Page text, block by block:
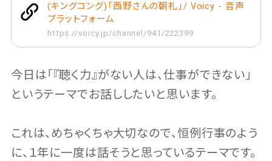
(キングコング)「西野さんの朝礼」/ Voicy - 音声
プラットフォーム
https://voicy.jp/channel/941/222399
今日は「『聴く力』がない人は、仕事ができない」
というテーマでお話ししたいと思います。
これは、めちゃくちゃ大切なので、恒例行事のよう
に、１年に一度は話そうと思っているテーマです。